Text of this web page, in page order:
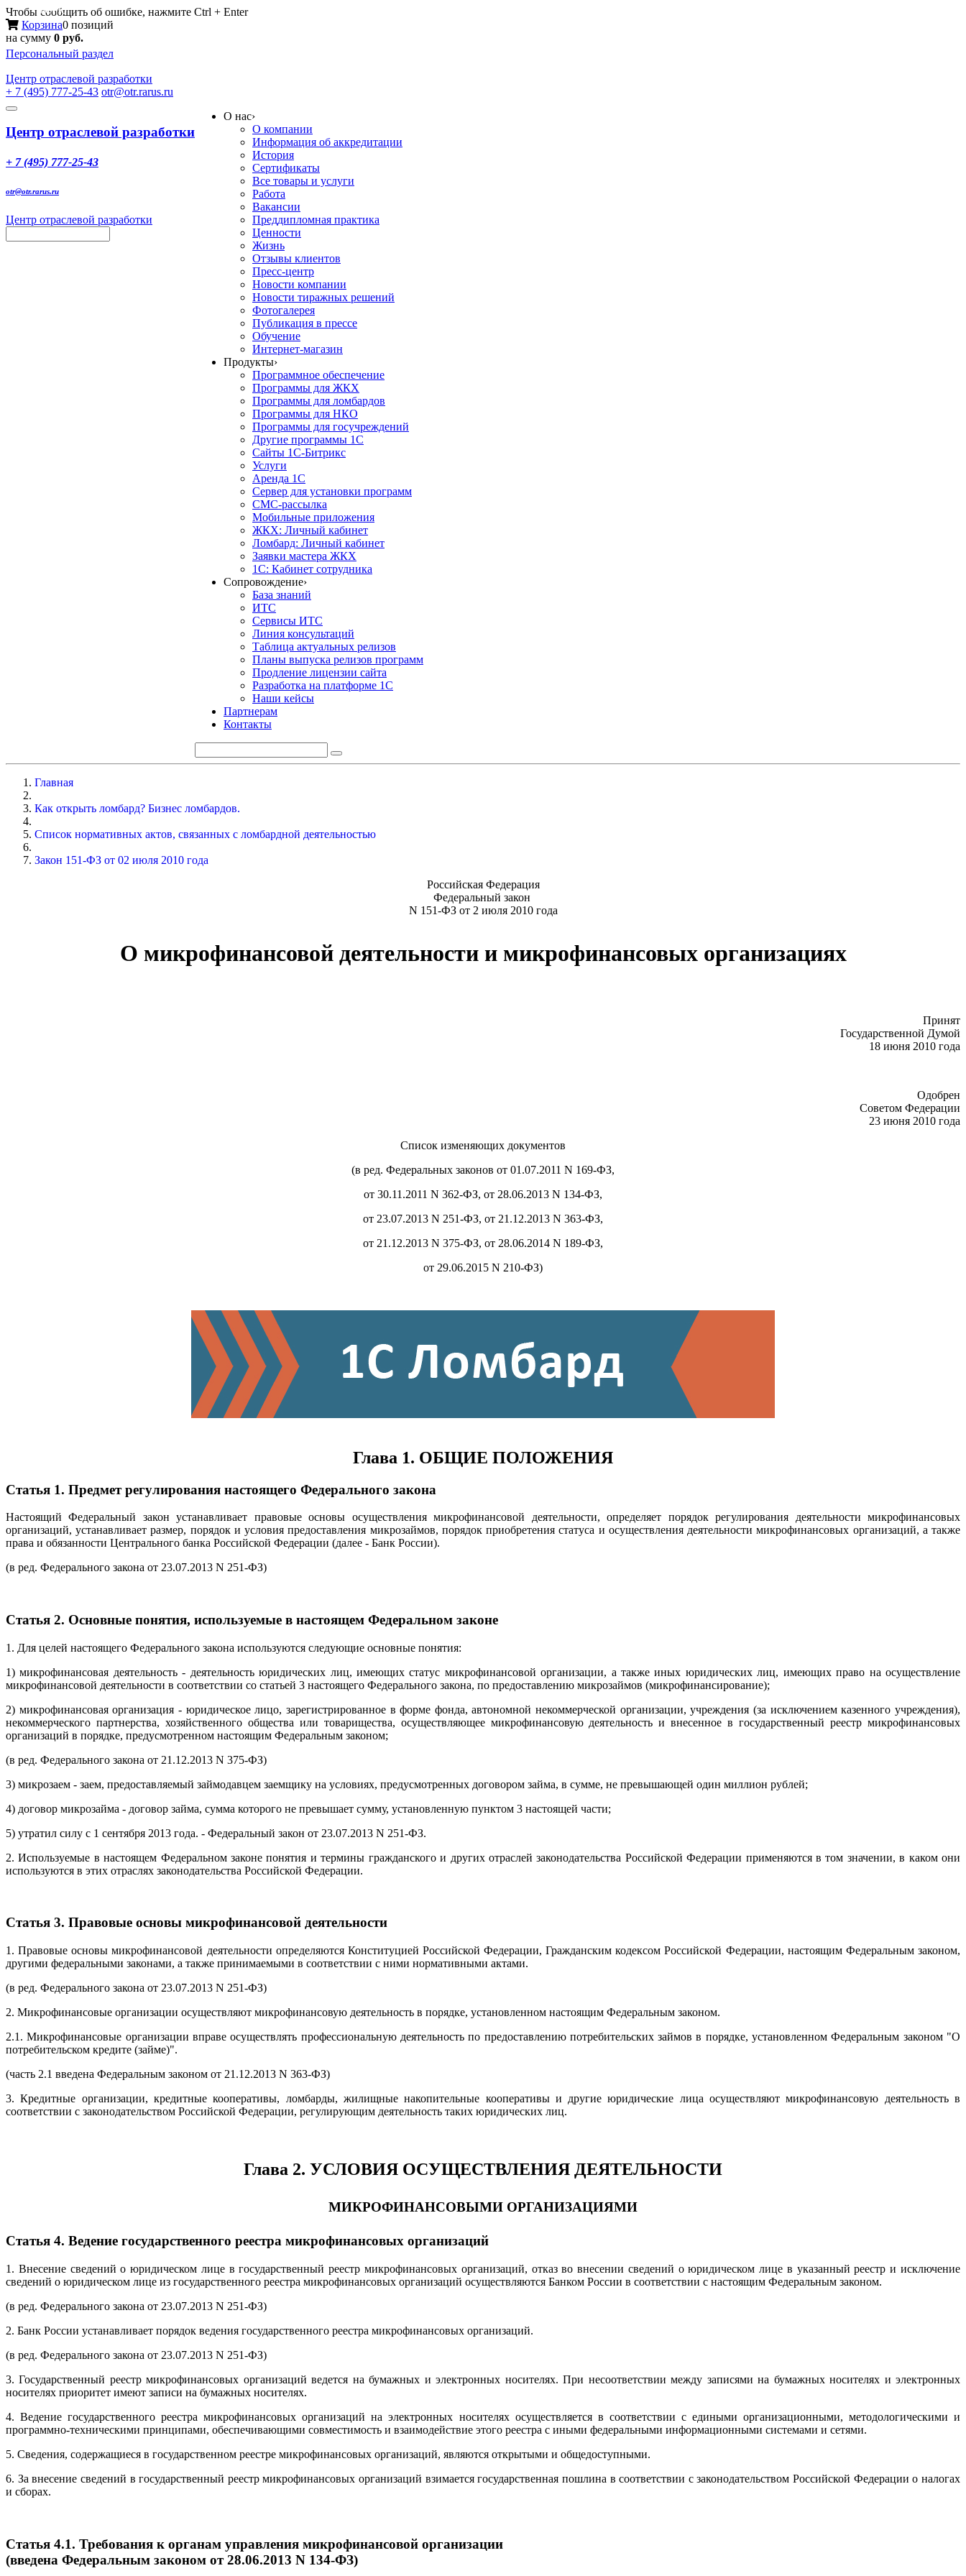
Чтобы сообщить об ошибке, нажмите Ctrl + Enter
Корзина0 позиций
на сумму 0 руб.
Персональный раздел
Центр отраслевой разработки
+ 7 (495) 777-25-43 otr@otr.rarus.ru
Toggle
Меню
Центр отраслевой разработки
+ 7 (495) 777-25-43
otr@otr.rarus.ru
Центр отраслевой разработки
О нас›
О компании
Информация об аккредитации
История
Сертификаты
Все товары и услуги
Работа
Вакансии
Преддипломная практика
Ценности
Жизнь
Отзывы клиентов
Пресс-центр
Новости компании
Новости тиражных решений
Фотогалерея
Публикация в прессе
Обучение
Интернет-магазин
Продукты›
Программное обеспечение
Программы для ЖКХ
Программы для ломбардов
Программы для НКО
Программы для госучреждений
Другие программы 1С
Сайты 1С-Битрикс
Услуги
Аренда 1С
Сервер для установки программ
СМС-рассылка
Мобильные приложения
ЖКХ: Личный кабинет
Ломбард: Личный кабинет
Заявки мастера ЖКХ
1С: Кабинет сотрудника
Сопровождение›
База знаний
ИТС
Сервисы ИТС
Линия консультаций
Таблица актуальных релизов
Планы выпуска релизов программ
Продление лицензии сайта
Разработка на платформе 1С
Наши кейсы
Партнерам
Контакты
Главная
Как открыть ломбард? Бизнес ломбардов.
Список нормативных актов, связанных с ломбардной деятельностью
Закон 151-ФЗ от 02 июля 2010 года
Российская Федерация
Федеральный закон
N 151-ФЗ от 2 июля 2010 года
О микрофинансовой деятельности и микрофинансовых организациях
Принят
Государственной Думой
18 июня 2010 года
Одобрен
Советом Федерации
23 июня 2010 года
Список изменяющих документов
(в ред. Федеральных законов от 01.07.2011 N 169-ФЗ,
от 30.11.2011 N 362-ФЗ, от 28.06.2013 N 134-ФЗ,
от 23.07.2013 N 251-ФЗ, от 21.12.2013 N 363-ФЗ,
от 21.12.2013 N 375-ФЗ, от 28.06.2014 N 189-ФЗ,
от 29.06.2015 N 210-ФЗ)
Глава 1. ОБЩИЕ ПОЛОЖЕНИЯ
Статья 1. Предмет регулирования настоящего Федерального закона
Настоящий Федеральный закон устанавливает правовые основы осуществления микрофинансовой деятельности, определяет порядок регулирования деятельности микрофинансовых
организаций, устанавливает размер, порядок и условия предоставления микрозаймов, порядок приобретения статуса и осуществления деятельности микрофинансовых организаций, а также
права и обязанности Центрального банка Российской Федерации (далее - Банк России).
(в ред. Федерального закона от 23.07.2013 N 251-ФЗ)
Статья 2. Основные понятия, используемые в настоящем Федеральном законе
1. Для целей настоящего Федерального закона используются следующие основные понятия:
1) микрофинансовая деятельность - деятельность юридических лиц, имеющих статус микрофинансовой организации, а также иных юридических лиц, имеющих право на осуществление
микрофинансовой деятельности в соответствии со статьей 3 настоящего Федерального закона, по предоставлению микрозаймов (микрофинансирование);
2) микрофинансовая организация - юридическое лицо, зарегистрированное в форме фонда, автономной некоммерческой организации, учреждения (за исключением казенного учреждения),
некоммерческого партнерства, хозяйственного общества или товарищества, осуществляющее микрофинансовую деятельность и внесенное в государственный реестр микрофинансовых
организаций в порядке, предусмотренном настоящим Федеральным законом;
(в ред. Федерального закона от 21.12.2013 N 375-ФЗ)
3) микрозаем - заем, предоставляемый займодавцем заемщику на условиях, предусмотренных договором займа, в сумме, не превышающей один миллион рублей;
4) договор микрозайма - договор займа, сумма которого не превышает сумму, установленную пунктом 3 настоящей части;
5) утратил силу с 1 сентября 2013 года. - Федеральный закон от 23.07.2013 N 251-ФЗ.
2. Используемые в настоящем Федеральном законе понятия и термины гражданского и других отраслей законодательства Российской Федерации применяются в том значении, в каком они
используются в этих отраслях законодательства Российской Федерации.
Статья 3. Правовые основы микрофинансовой деятельности
1. Правовые основы микрофинансовой деятельности определяются Конституцией Российской Федерации, Гражданским кодексом Российской Федерации, настоящим Федеральным законом,
другими федеральными законами, а также принимаемыми в соответствии с ними нормативными актами.
(в ред. Федерального закона от 23.07.2013 N 251-ФЗ)
2. Микрофинансовые организации осуществляют микрофинансовую деятельность в порядке, установленном настоящим Федеральным законом.
2.1. Микрофинансовые организации вправе осуществлять профессиональную деятельность по предоставлению потребительских займов в порядке, установленном Федеральным законом "О
потребительском кредите (займе)".
(часть 2.1 введена Федеральным законом от 21.12.2013 N 363-ФЗ)
3. Кредитные организации, кредитные кооперативы, ломбарды, жилищные накопительные кооперативы и другие юридические лица осуществляют микрофинансовую деятельность в
соответствии с законодательством Российской Федерации, регулирующим деятельность таких юридических лиц.
Глава 2. УСЛОВИЯ ОСУЩЕСТВЛЕНИЯ ДЕЯТЕЛЬНОСТИ
МИКРОФИНАНСОВЫМИ ОРГАНИЗАЦИЯМИ
Статья 4. Ведение государственного реестра микрофинансовых организаций
1. Внесение сведений о юридическом лице в государственный реестр микрофинансовых организаций, отказ во внесении сведений о юридическом лице в указанный реестр и исключение
сведений о юридическом лице из государственного реестра микрофинансовых организаций осуществляются Банком России в соответствии с настоящим Федеральным законом.
(в ред. Федерального закона от 23.07.2013 N 251-ФЗ)
2. Банк России устанавливает порядок ведения государственного реестра микрофинансовых организаций.
(в ред. Федерального закона от 23.07.2013 N 251-ФЗ)
3. Государственный реестр микрофинансовых организаций ведется на бумажных и электронных носителях. При несоответствии между записями на бумажных носителях и электронных
носителях приоритет имеют записи на бумажных носителях.
4. Ведение государственного реестра микрофинансовых организаций на электронных носителях осуществляется в соответствии с едиными организационными, методологическими и
программно-техническими принципами, обеспечивающими совместимость и взаимодействие этого реестра с иными федеральными информационными системами и сетями.
5. Сведения, содержащиеся в государственном реестре микрофинансовых организаций, являются открытыми и общедоступными.
6. За внесение сведений в государственный реестр микрофинансовых организаций взимается государственная пошлина в соответствии с законодательством Российской Федерации о налогах
и сборах.
Статья 4.1. Требования к органам управления микрофинансовой организации
(введена Федеральным законом от 28.06.2013 N 134-ФЗ)